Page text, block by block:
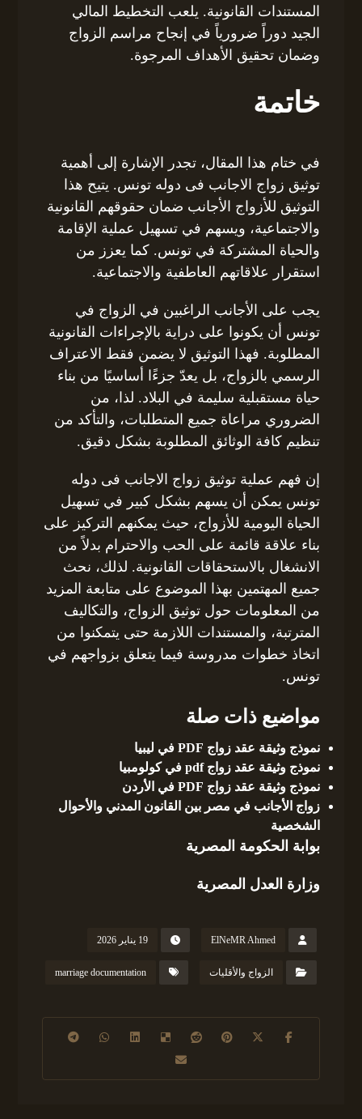
المستندات القانونية. يلعب التخطيط المالي
الجيد دوراً ضرورياً في إنجاح مراسم الزواج
وضمان تحقيق الأهداف المرجوة.
خاتمة
في ختام هذا المقال، تجدر الإشارة إلى أهمية
توثيق زواج الاجانب فى دوله تونس. يتيح هذا
التوثيق للأزواج الأجانب ضمان حقوقهم القانونية
والاجتماعية، ويسهم في تسهيل عملية الإقامة
والحياة المشتركة في تونس. كما يعزز من
استقرار علاقاتهم العاطفية والاجتماعية.
يجب على الأجانب الراغبين في الزواج في
تونس أن يكونوا على دراية بالإجراءات القانونية
المطلوبة. فهذا التوثيق لا يضمن فقط الاعتراف
الرسمي بالزواج، بل يعدّ جزءًا أساسيًا من بناء
حياة مستقبلية سليمة في البلاد. لذا، من
الضروري مراعاة جميع المتطلبات، والتأكد من
تنظيم كافة الوثائق المطلوبة بشكل دقيق.
إن فهم عملية توثيق زواج الاجانب فى دوله
تونس يمكن أن يسهم بشكل كبير في تسهيل
الحياة اليومية للأزواج، حيث يمكنهم التركيز على
بناء علاقة قائمة على الحب والاحترام بدلاً من
الانشغال بالاستحقاقات القانونية. لذلك، نحث
جميع المهتمين بهذا الموضوع على متابعة المزيد
من المعلومات حول توثيق الزواج، والتكاليف
المترتبة، والمستندات اللازمة حتى يتمكنوا من
اتخاذ خطوات مدروسة فيما يتعلق بزواجهم في
تونس.
مواضيع ذات صلة
نموذج وثيقة عقد زواج PDF في ليبيا
نموذج وثيقة عقد زواج pdf في كولومبيا
نموذج وثيقة عقد زواج PDF في الأردن
زواج الأجانب في مصر بين القانون المدني والأحوال
الشخصية
بوابة الحكومة المصرية
وزارة العدل المصرية
ElNeMR Ahmed 19 يناير 2026
الزواج والأقليات marriage documentation